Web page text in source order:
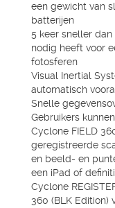
een gewicht van
batterijen
5 keer sneller dan
nodig heeft voor
fotosferen
Visual Inertial
automatisch
Snelle
Gebruikers
Cyclone FIELD
geregistreerde
en beeld- en
een iPad of
Cyclone
360 (BLK Edition)